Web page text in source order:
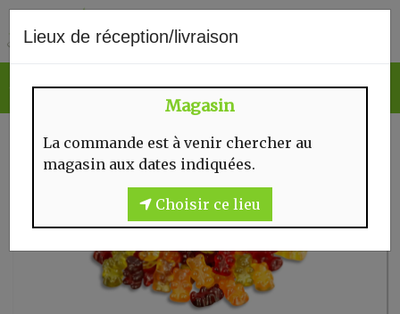
Lieux de réception/livraison
Magasin
La commande est à venir chercher au
magasin aux dates indiquées.
Choisir ce lieu